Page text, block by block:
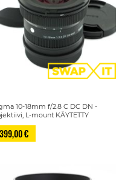
10-18mm f/2.8 C DC DN -
L-mount KÄYTETTY
399,00 €